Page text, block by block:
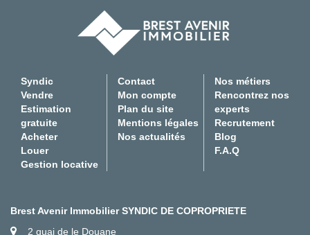
Syndic
Vendre
Estimation
gratuite
Acheter
Louer
Gestion locative
Contact
Mon compte
Plan du site
Mentions légales
Nos actualités
Nos métiers
Rencontrez nos
experts
Recrutement
Blog
F.A.Q
Brest Avenir Immobilier SYNDIC DE COPROPRIETE
2 quai de le Douane